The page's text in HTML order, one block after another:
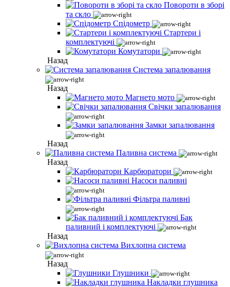
Повороти в зборі
та скло
Спідометр
Стартери і
комплектуючі
Комутатори
Назад
Система запалювання
Назад
Магнето мото
Свічки запалювання
Замки запалювання
Назад
Паливна система
Назад
Карбюратори
Насоси паливні
Фільтра паливні
Бак
паливний і комплектуючі
Назад
Вихлопна система
Назад
Глушники
Накладки глушника